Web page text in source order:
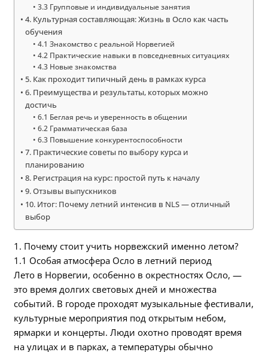
3.3 Групповые и индивидуальные занятия
4. Культурная составляющая: Жизнь в Осло как часть
обучения
4.1 Знакомство с реальной Норвегией
4.2 Практические навыки в повседневных ситуациях
4.3 Новые знакомства
5. Как проходит типичный день в рамках курса
6. Преимущества и результаты, которых можно
достичь
6.1 Беглая речь и уверенность в общении
6.2 Грамматическая база
6.3 Повышение конкурентоспособности
7. Практические советы по выбору курса и
планированию
8. Регистрация на курс: простой путь к началу
9. Отзывы выпускников
10. Итог: Почему летний интенсив в NLS — отличный
выбор
1. Почему стоит учить норвежский именно летом?
1.1 Особая атмосфера Осло в летний период
Лето в Норвегии, особенно в окрестностях Осло, —
это время долгих световых дней и множества
событий. В городе проходят музыкальные фестивали,
культурные мероприятия под открытым небом,
ярмарки и концерты. Люди охотно проводят время
на улицах и в парках, а температуры обычно